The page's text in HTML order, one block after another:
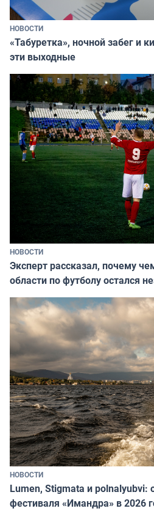
НОВОСТИ
«Табуретка», ночной забег и
эти выходные
НОВОСТИ
Эксперт рассказал, почему
области по футболу остался
НОВОСТИ
Lumen, Stigmata и
фестиваля «Имандра» в 2026